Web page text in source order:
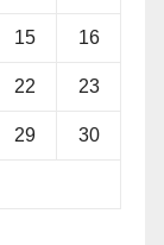
15 16
22 23
29 30